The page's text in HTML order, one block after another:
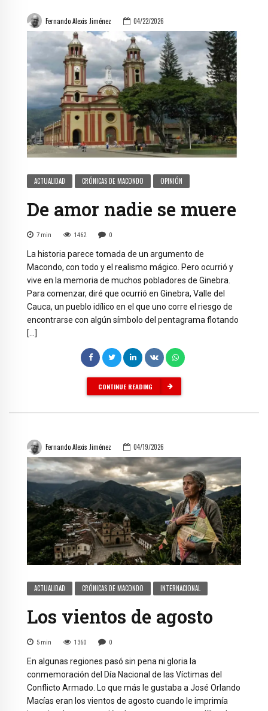
Fernando Alexis Jiménez 04/22/2026
ACTUALIDAD CRÓNICAS DE MACONDO OPINIÓN
De amor nadie se muere
7 min 1462 0
La historia parece tomada de un argumento de
Macondo, con todo y el realismo mágico. Pero ocurrió y
vive en la memoria de muchos pobladores de Ginebra.
Para comenzar, diré que ocurrió en Ginebra, Valle del
Cauca, un pueblo idílico en el que uno corre el riesgo de
encontrarse con algún símbolo del pentagrama flotando
[…]
CONTINUE READING
Fernando Alexis Jiménez 04/19/2026
ACTUALIDAD CRÓNICAS DE MACONDO INTERNACIONAL
Los vientos de agosto
5 min 1360 0
En algunas regiones pasó sin pena ni gloria la
conmemoración del Día Nacional de las Víctimas del
Conflicto Armado. Lo que más le gustaba a José Orlando
Macías eran los vientos de agosto cuando le imprimía